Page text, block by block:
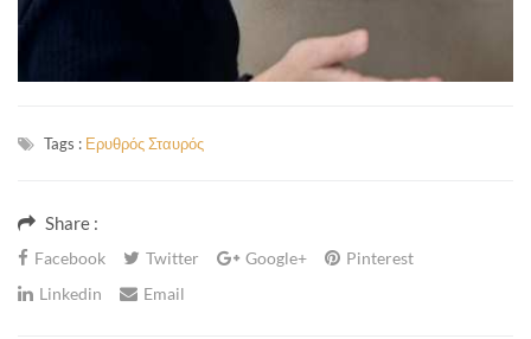
Tags : Ερυθρός Σταυρός
Share :
Facebook Twitter Google+
Pinterest
Linkedin
Email